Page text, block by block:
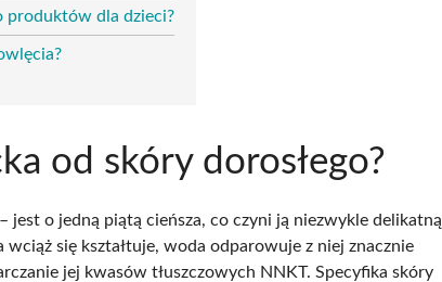
produktów dla dzieci?
od skóry dorosłego?
jest o jedną piątą cieńsza, co czyni ją niezwykle delikatną
się kształtuje, woda odparowuje z niej znacznie
jej kwasów tłuszczowych NNKT. Specyfika skóry